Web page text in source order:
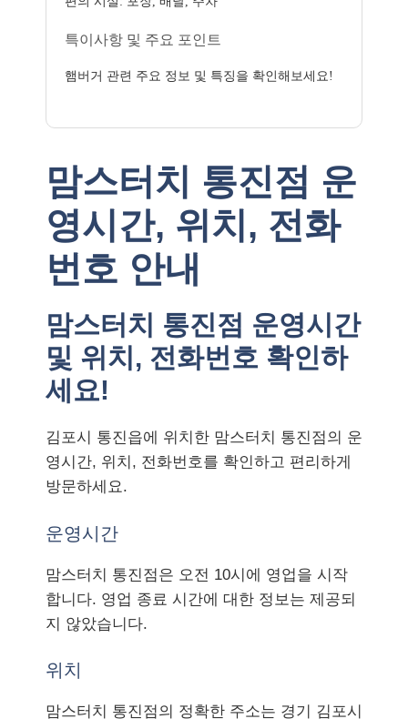
특이사항 및 주요 포인트
햄버거 관련 주요 정보 및 특징을 확인해보세요!
맘스터치 통진점 운
영시간, 위치, 전화
번호 안내
맘스터치 통진점 운영시간
및 위치, 전화번호 확인하
세요!
김포시 통진읍에 위치한 맘스터치 통진점의 운
영시간, 위치, 전화번호를 확인하고 편리하게
방문하세요.
운영시간
맘스터치 통진점은 오전 10시에 영업을 시작
합니다. 영업 종료 시간에 대한 정보는 제공되
지 않았습니다.
위치
맘스터치 통진점의 정확한 주소는 경기 김포시